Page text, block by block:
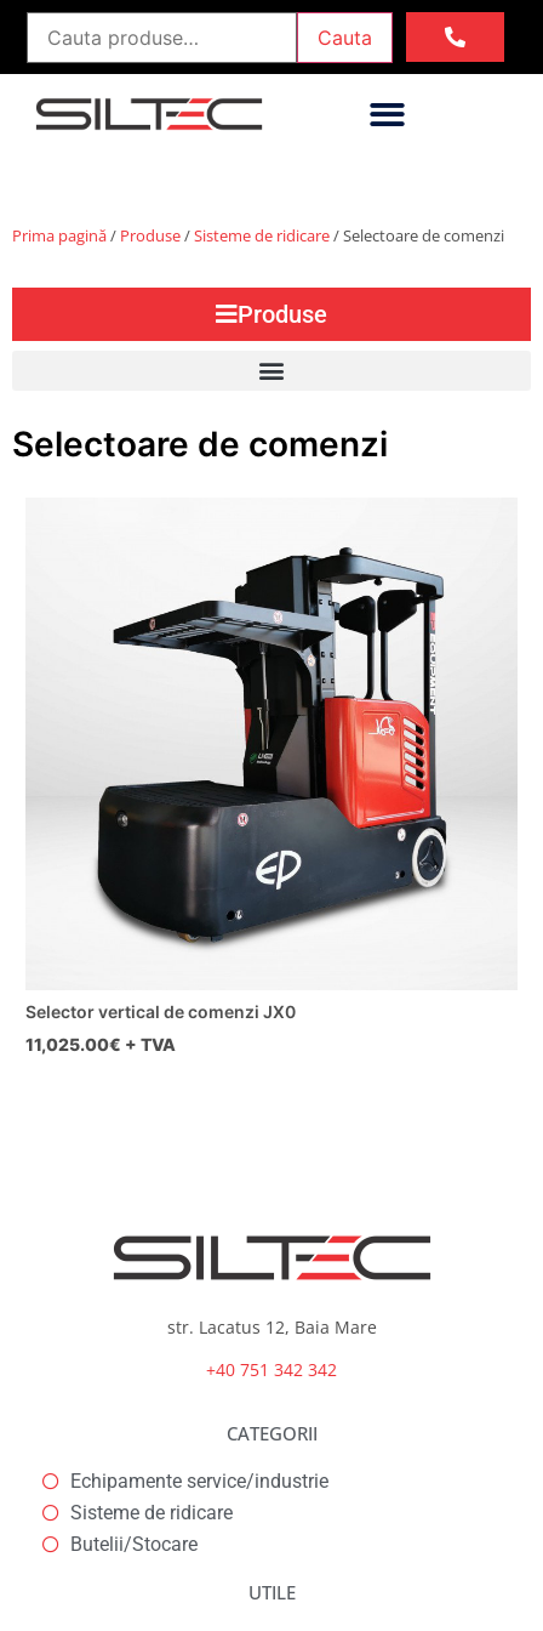
Cauta
Prima pagină/ Produse/Sisteme de ridicare/ Selectoare de comenzi
Produse
Selectoare de comenzi
Selector vertical de comenzi JX0
11,025.00€ + TVA
str. Lacatus 12, Baia Mare
+40 751 342 342
CATEGORII
Echipamente service/industrie
Sisteme de ridicare
Butelii/Stocare
UTILE